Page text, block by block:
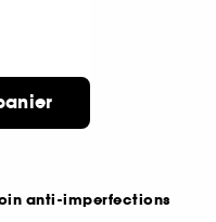
anti-imperfections